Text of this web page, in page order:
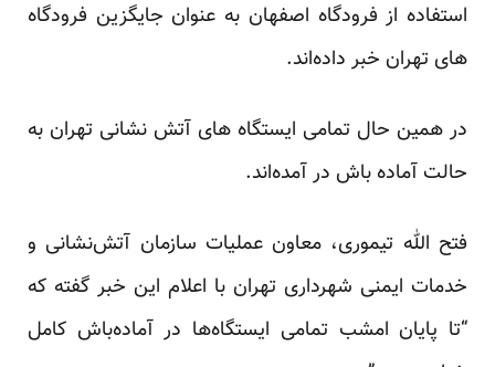
استفاده از فرودگاه اصفهان به عنوان جایگزین فرودگاه
های تهران خبر داده‌اند.
در همین حال تمامی ایستگاه های آتش نشانی تهران به
حالت آماده باش در آمده‌اند.
فتح الله تیموری، معاون عملیات سازمان آتش‌نشانی و
خدمات ایمنی شهرداری تهران با اعلام این خبر گفته که
“تا پایان امشب تمامی ایستگاه‌ها در آماده‌باش کامل